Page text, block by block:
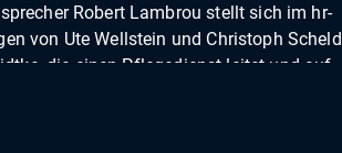
Robert Lambrou stellt sich im hr-
von Ute Wellstein und Christoph Scheld
die einen Pflegedienst leitet und auf
angewiesen ist.